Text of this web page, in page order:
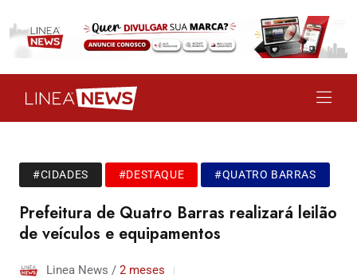
#CIDADES #DESTAQUE #QUATRO BARRAS
Prefeitura de Quatro Barras realizará leilão
de veículos e equipamentos
Linea News / 2 meses